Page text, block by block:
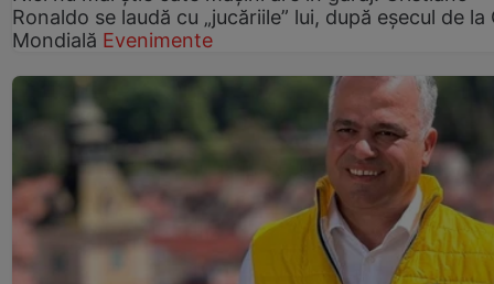
Ronaldo se laudă cu „jucăriile” lui, după eșecul de la
Mondială Evenimente